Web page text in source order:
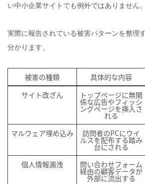
い中小企業サイトでも例外ではありません。
実際に報告されている被害パターンを整理
分かります。
被害の種類 具体的な内容
サイト改ざん
トップページに無関
係な広告やフィッシ
ングページを挿入さ
れる
マルウェア埋め込み 訪問者のPCにウイ
ルスを配布する踏み
台にされる
個人情報漏洩 問い合わせフォーム
経由の顧客データが
外部に流出する